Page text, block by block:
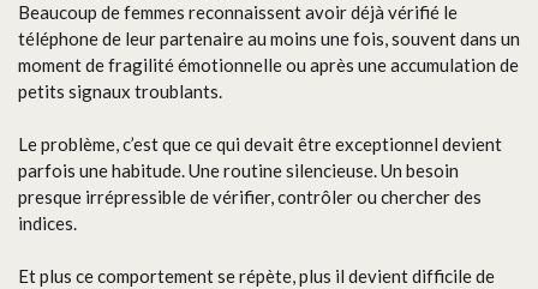
Beaucoup de femmes reconnaissent avoir déjà vérifié le
téléphone de leur partenaire au moins une fois, souvent dans un
moment de fragilité émotionnelle ou après une accumulation de
petits signaux troublants.
Le problème, c’est que ce qui devait être exceptionnel devient
parfois une habitude. Une routine silencieuse. Un besoin
presque irrépressible de vérifier, contrôler ou chercher des
indices.
Et plus ce comportement se répète, plus il devient difficile de